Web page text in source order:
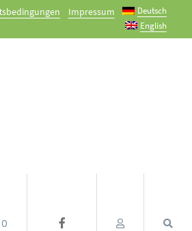
Impressum
Deutsch
English
0